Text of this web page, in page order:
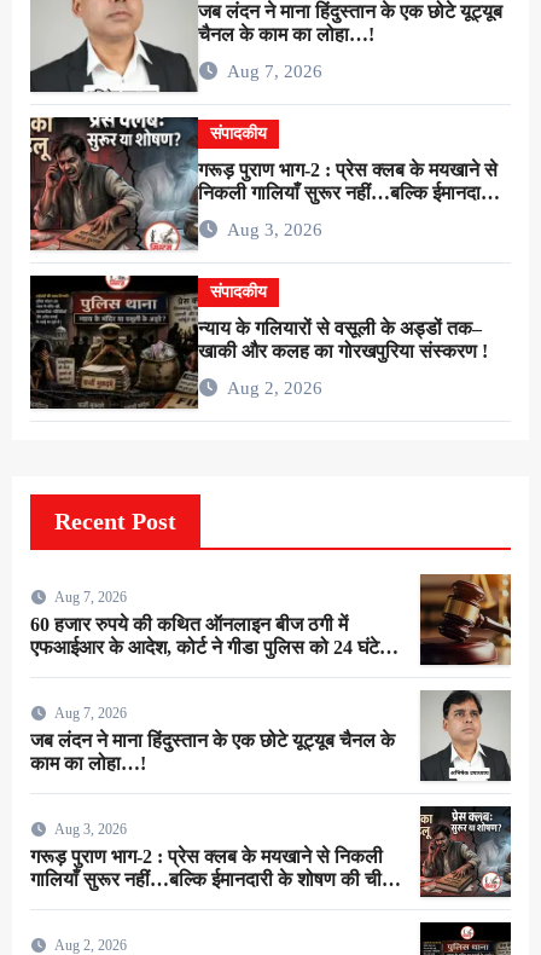
जब लंदन ने माना हिंदुस्तान के एक छोटे यूट्यूब
चैनल के काम का लोहा…!
Aug 7, 2026
संपादकीय
गरूड़ पुराण भाग-2 : प्रेस क्लब के मयखाने से
निकली गालियाँ सुरूर नहीं…बल्कि ईमानदारी
के शोषण की चीख थी !
Aug 3, 2026
संपादकीय
न्याय के गलियारों से वसूली के अड्डों तक–
खाकी और कलह का गोरखपुरिया संस्करण !
Aug 2, 2026
Recent Post
Aug 7, 2026
60 हजार रुपये की कथित ऑनलाइन बीज ठगी में
एफआईआर के आदेश, कोर्ट ने गीडा पुलिस को 24 घंटे में
Aug 7, 2026
जब लंदन ने माना हिंदुस्तान के एक छोटे यूट्यूब चैनल के
काम का लोहा…!
Aug 3, 2026
गरूड़ पुराण भाग-2 : प्रेस क्लब के मयखाने से निकली
गालियाँ सुरूर नहीं…बल्कि ईमानदारी के शोषण की चीख
Aug 2, 2026